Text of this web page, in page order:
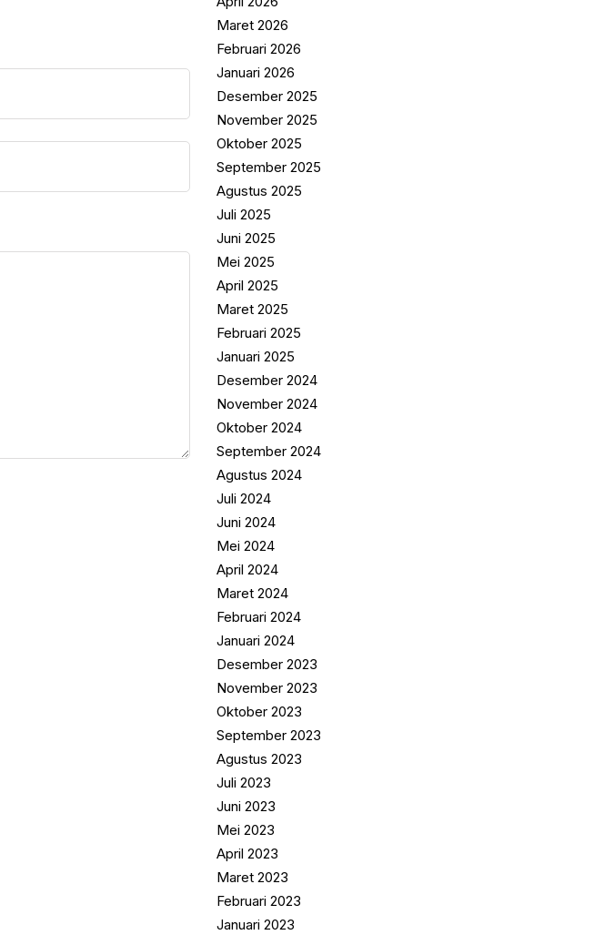
Maret 2026
Februari 2026
Januari 2026
Desember 2025
November 2025
Oktober 2025
September 2025
Agustus 2025
Juli 2025
Juni 2025
Mei 2025
April 2025
Maret 2025
Februari 2025
Januari 2025
Desember 2024
November 2024
Oktober 2024
September 2024
Agustus 2024
Juli 2024
Juni 2024
Mei 2024
April 2024
Maret 2024
Februari 2024
Januari 2024
Desember 2023
November 2023
Oktober 2023
September 2023
Agustus 2023
Juli 2023
Juni 2023
Mei 2023
April 2023
Maret 2023
Februari 2023
Januari 2023